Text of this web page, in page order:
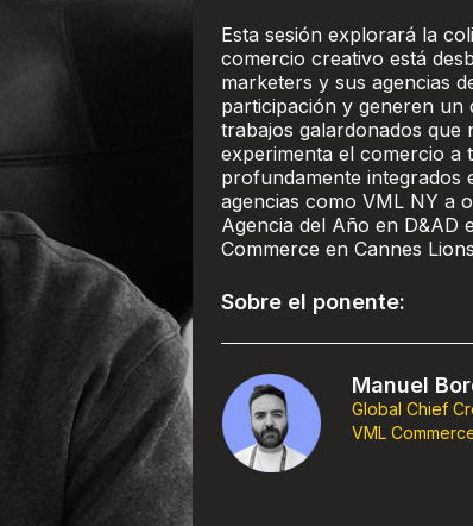
Esta sesión explorará la
comercio creativo está
marketers y sus agencias
participación y generen un
trabajos galardonados
experimenta el comercio a
profundamente integrados
agencias como VML NY a
Agencia del Año en D&AD
Commerce en Cannes
Sobre el ponente:
Manuel
Global Chief
VML